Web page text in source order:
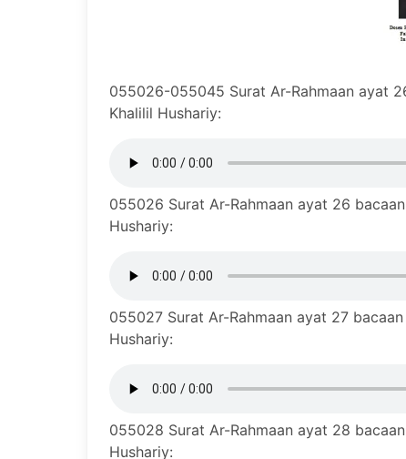
055026-055045 Surat Ar-Rahmaan ayat
Khalilil Hushariy:
055026 Surat Ar-Rahmaan ayat 26
Hushariy:
055027 Surat Ar-Rahmaan ayat 27
Hushariy:
055028 Surat Ar-Rahmaan ayat 28
Hushariy: